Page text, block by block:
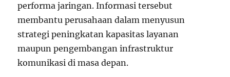
performa jaringan. Informasi tersebut
membantu perusahaan dalam menyusun
strategi peningkatan kapasitas layanan
maupun pengembangan infrastruktur
komunikasi di masa depan.